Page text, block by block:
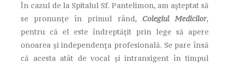
În cazul de la Spitalul Sf. Pantelimon, am așteptat să
se pronunțe în primul rând, Colegiul Medicilor,
pentru că el este îndreptățit prin lege să apere
onoarea și independența profesională. Se pare însă
că acesta atât de vocal și intransigent în timpul